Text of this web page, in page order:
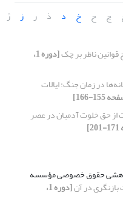
چ ح خ د ذ ر ز ژ
ناظر بر چک [دوره 1،
در زمان‌ جنگ‌: ایالات‌
از حق‌ خلوت‌ آدمیان‌ در عصر
حقوق خصوصی‌ مؤسسه‌
در آن‌ [دوره 1،